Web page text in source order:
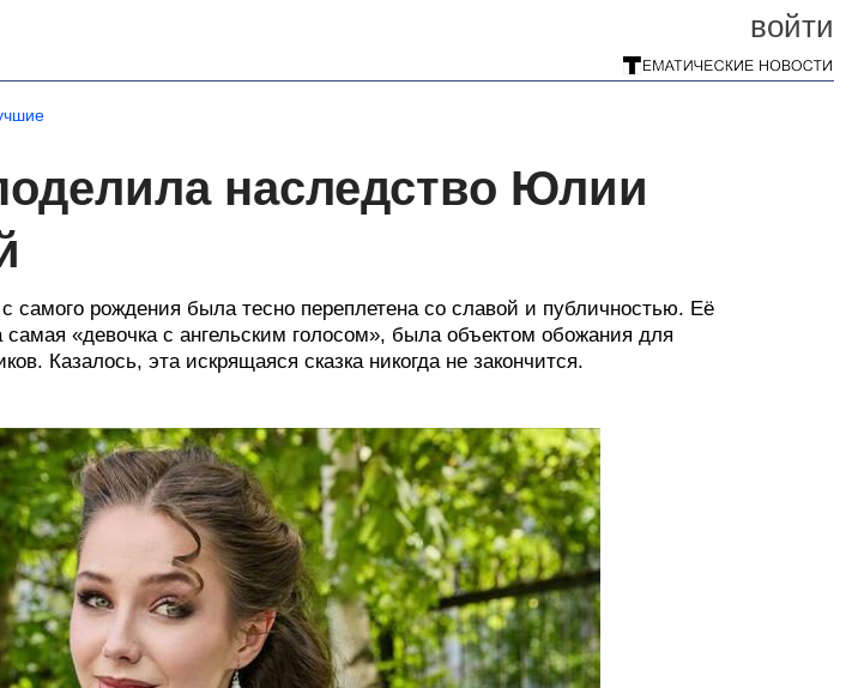
войти
наследство Юлии
самого рождения была тесно переплетена со славой и публичностью. Её
«девочка с ангельским голосом», была объектом обожания для
Казалось, эта искрящаяся сказка никогда не закончится.